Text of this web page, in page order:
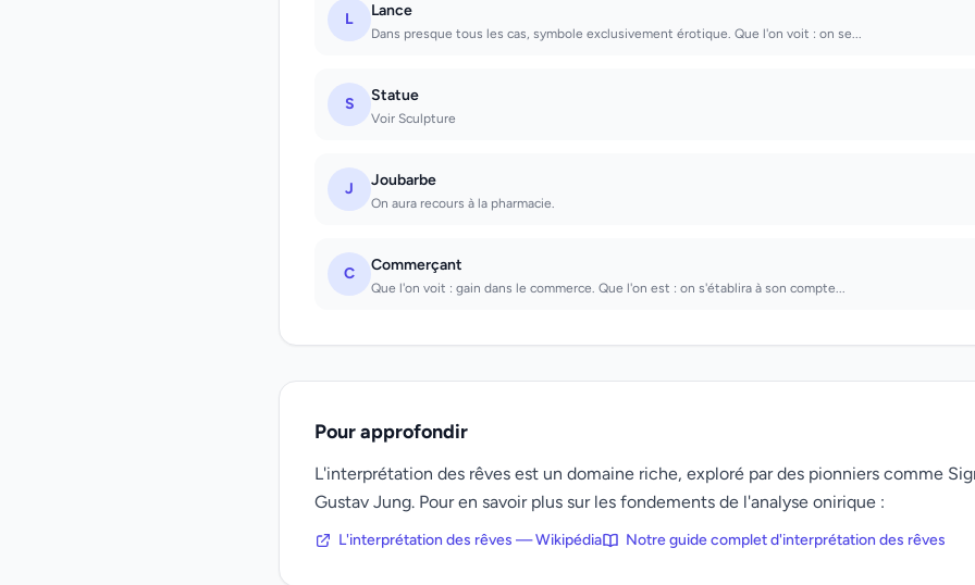
L Lance
Dans presque tous les cas, symbole exclusivement érotique. Que l'on voit : on se...
S Statue
Voir Sculpture
J Joubarbe
On aura recours à la pharmacie.
C Commerçant
Que l'on voit : gain dans le commerce. Que l'on est : on s'établira à son compte...
Pour approfondir
L'interprétation des rêves est un domaine riche, exploré par des pionniers comme
Gustav Jung. Pour en savoir plus sur les fondements de l'analyse onirique :
L'interprétation des rêves — Wikipédia Notre guide complet d'interprétation des rêves